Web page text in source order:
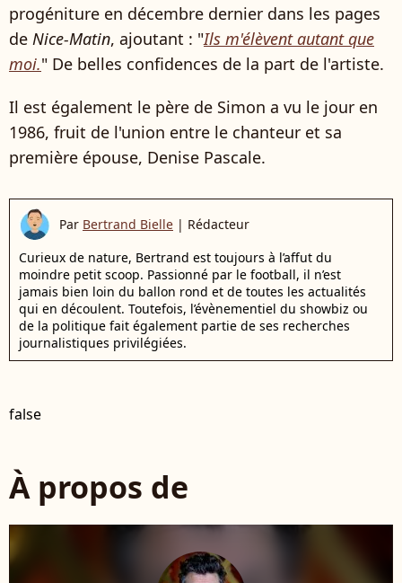
progéniture en décembre dernier dans les pages
de Nice-Matin, ajoutant : "Ils m'élèvent autant que
moi." De belles confidences de la part de l'artiste.
Il est également le père de Simon a vu le jour en
1986, fruit de l'union entre le chanteur et sa
première épouse, Denise Pascale.
Par Bertrand Bielle | Rédacteur
Curieux de nature, Bertrand est toujours à l’affut du
moindre petit scoop. Passionné par le football, il n’est
jamais bien loin du ballon rond et de toutes les actualités
qui en découlent. Toutefois, l’évènementiel du showbiz ou
de la politique fait également partie de ses recherches
journalistiques privilégiées.
false
À propos de